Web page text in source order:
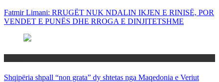
Fatmir Limani: RRUGËT NUK NDALIN IKJEN E RINISË, POR
VENDET E PUNËS DHE RROGA E DINJITETSHME
Shqipëria shpall “non grata” dy shtetas nga Maqedonia e Veriut